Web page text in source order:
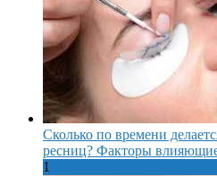
Сколько по времени
ресниц? Факторы
1